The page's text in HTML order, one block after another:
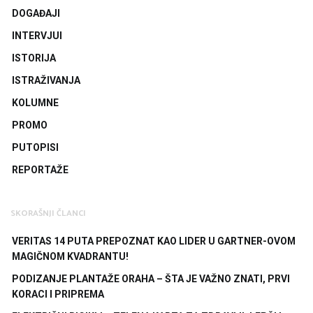
DOGAĐAJI
INTERVJUI
ISTORIJA
ISTRAŽIVANJA
KOLUMNE
PROMO
PUTOPISI
REPORTAŽE
SKORAŠNJI ČLANCI
VERITAS 14 PUTA PREPOZNAT KAO LIDER U GARTNER-OVOM
MAGIČNOM KVADRANTU!
PODIZANJE PLANTAŽE ORAHA – ŠTA JE VAŽNO ZNATI, PRVI
KORACI I PRIPREMA